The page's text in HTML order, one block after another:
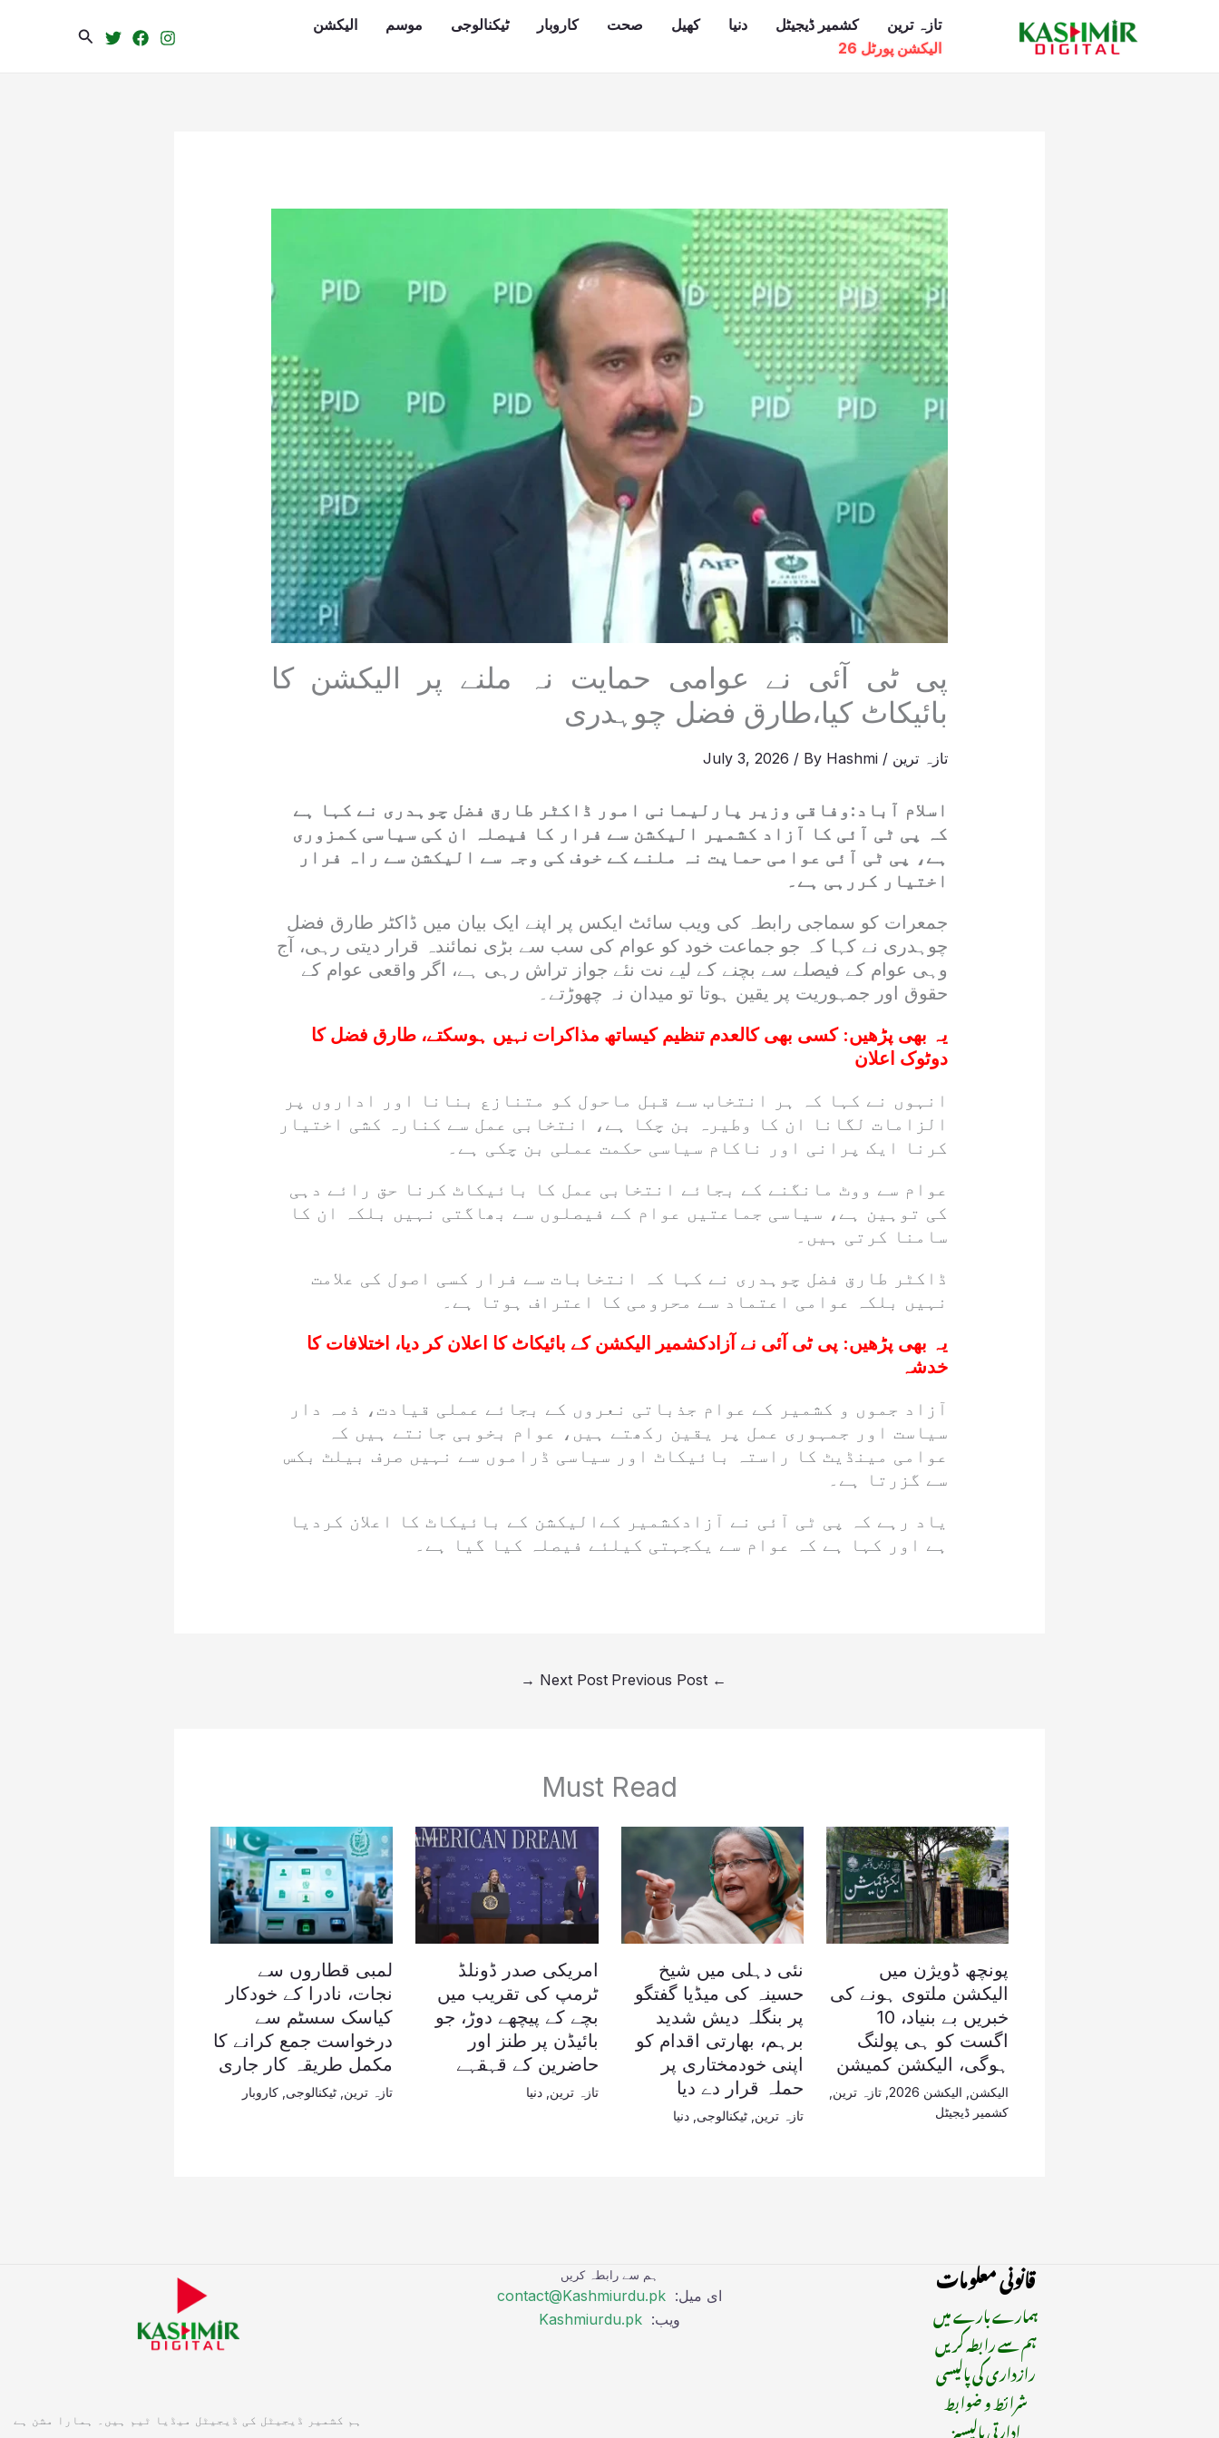
تازہ ترین کشمیر ڈیجیٹل دنیا کھیل صحت کاروبار ٹیکنالوجی موسم
الیکشن
الیکشن پورٹل 26
Search
پی ٹی آئی نے عوامی حمایت نہ ملنے پر الیکشن کا
بائیکاٹ کیا،طارق فضل چوہدری
تازہ ترین /
July 3, 2026 / By Hashmi
اسلام آباد:وفاقی وزیر پارلیمانی امور ڈاکٹر طارق فضل چوہدری نے کہا ہے
کہ پی ٹی آئی کا آزاد کشمیر الیکشن سے فرار کا فیصلہ ان کی سیاسی کمزوری
ہے، پی ٹی آئی عوامی حمایت نہ ملنے کے خوف کی وجہ سے الیکشن سے راہ فرار
اختیار کررہی ہے۔
جمعرات کو سماجی رابطہ کی ویب سائٹ ایکس پر اپنے ایک بیان میں ڈاکٹر طارق فضل
چوہدری نے کہا کہ جو جماعت خود کو عوام کی سب سے بڑی نمائندہ قرار دیتی رہی، آج
وہی عوام کے فیصلے سے بچنے کے لیے نت نئے جواز تراش رہی ہے، اگر واقعی عوام کے
حقوق اور جمہوریت پر یقین ہوتا تو میدان نہ چھوڑتے۔
یہ بھی پڑھیں:کسی بھی کالعدم تنظیم کیساتھ مذاکرات نہیں ہوسکتے، طارق فضل کا
دوٹوک اعلان
انہوں نے کہا کہ ہر انتخاب سے قبل ماحول کو متنازع بنانا اور اداروں پر
الزامات لگانا ان کا وطیرہ بن چکا ہے، انتخابی عمل سے کنارہ کشی اختیار
کرنا ایک پرانی اور ناکام سیاسی حکمت عملی بن چکی ہے۔
عوام سے ووٹ مانگنے کے بجائے انتخابی عمل کا بائیکاٹ کرنا حق رائے دہی
کی توہین ہے، سیاسی جماعتیں عوام کے فیصلوں سے بھاگتی نہیں بلکہ ان کا
سامنا کرتی ہیں۔
ڈاکٹر طارق فضل چوہدری نے کہا کہ انتخابات سے فرار کسی اصول کی علامت
نہیں بلکہ عوامی اعتماد سے محرومی کا اعتراف ہوتا ہے۔
یہ بھی پڑھیں: پی ٹی آئی نے آزادکشمیر الیکشن کے بائیکاٹ کا اعلان کر دیا، اختلافات کا
خدشہ
آزاد جموں و کشمیر کے عوام جذباتی نعروں کے بجائے عملی قیادت، ذمہ دار
سیاست اور جمہوری عمل پر یقین رکھتے ہیں، عوام بخوبی جانتے ہیں کہ
عوامی مینڈیٹ کا راستہ بائیکاٹ اور سیاسی ڈراموں سے نہیں صرف بیلٹ بکس
سے گزرتا ہے۔
یاد رہے کہ پی ٹی آئی نے آزادکشمیر کےالیکشن کے بائیکاٹ کا اعلان کردیا
ہے اور کہا ہے کہ عوام سے یکجہتی کیلئے فیصلہ کیا گیا ہے۔
←
Next Post
→
Must Read
پونچھ ڈویژن میں
الیکشن ملتوی ہونے کی
خبریں بے بنیاد، 10
اگست کو ہی پولنگ
ہوگی، الیکشن کمیشن
الیکشن الیکشن 2026 تازہ ترین
کشمیر ڈیجیٹل
نئی دہلی میں شیخ
حسینہ کی میڈیا گفتگو
پر بنگلہ دیش شدید
برہم، بھارتی اقدام کو
اپنی خودمختاری پر
حملہ قرار دے دیا
تازہ ترین ,ٹیکنالوجی ,دنیا
امریکی صدر ڈونلڈ
ٹرمپ کی تقریب میں
بچے کے پیچھے دوڑ، جو
بائیڈن پر طنز اور
حاضرین کے قہقہے
تازہ ترین ,دنیا
لمبی قطاروں سے
نجات، نادرا کے خودکار
کیاسک سسٹم سے
درخواست جمع کرانے کا
مکمل طریقہ کار جاری
تازہ ترین ٹیکنالوجی کاروبار
قانونی معلومات
ہمارے بارے میں
ہم سے رابطہ کریں
رازداری کی پالیسی
شرائط و ضوابط
ادارتی پالیسیز
ہم سے رابطہ کریں
ای میل: contact@Kashmiurdu.pk
ویب: Kashmiurdu.pk
ہم کشمیر ڈیجیٹل کی ڈیجیٹل میڈیا ٹیم ہیں۔ ہمارا مشن ہے